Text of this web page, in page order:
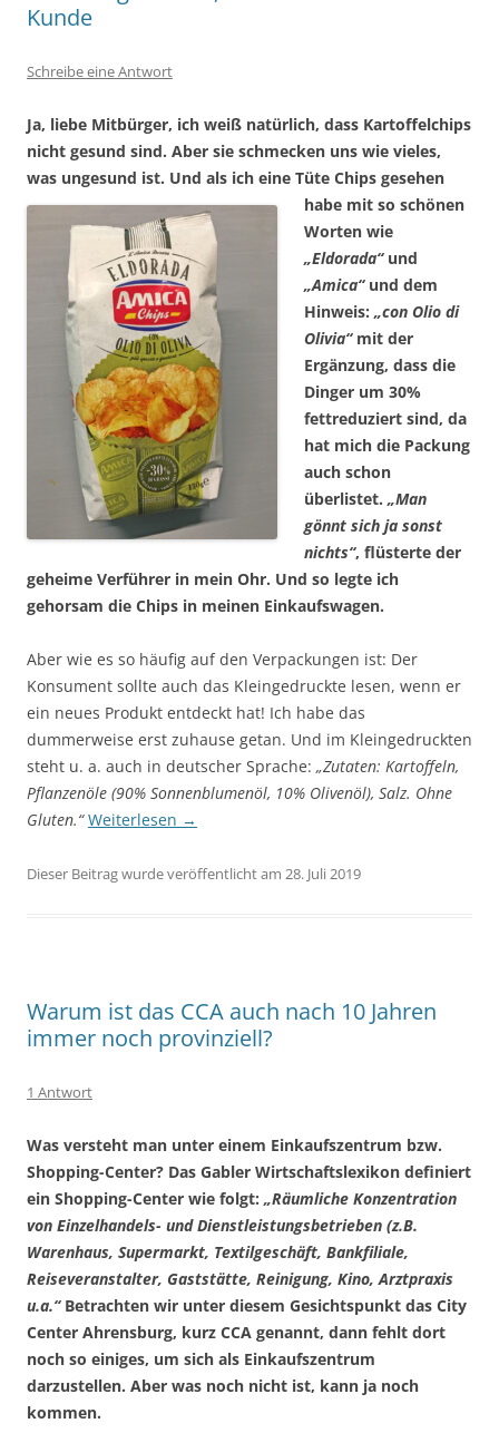
Kunde
Schreibe eine Antwort
Ja, liebe Mitbürger, ich weiß natürlich, dass Kartoffelchips
nicht gesund sind. Aber sie schmecken uns wie vieles,
was ungesund ist. Und als ich eine Tüte Chips gesehen
habe mit so schönen
Worten wie
„Eldorada“und
„Amica“und dem
Hinweis: „con Olio di
Olivia“mit der
Ergänzung, dass die
Dinger um 30%
fettreduziert sind, da
hat mich die Packung
auch schon
überlistet. „Man
gönnt sich ja sonst
nichts“, flüsterte der
geheime Verführer in mein Ohr. Und so legte ich
gehorsam die Chips in meinen Einkaufswagen.
Aber wie es so häufig auf den Verpackungen ist: Der
Konsument sollte auch das Kleingedruckte lesen, wenn er
ein neues Produkt entdeckt hat! Ich habe das
dummerweise erst zuhause getan. Und im Kleingedruckten
steht u. a. auch in deutscher Sprache: „Zutaten: Kartoffeln,
Pflanzenöle (90% Sonnenblumenöl, 10% Olivenöl), Salz. Ohne
Gluten.“ Weiterlesen →
Dieser Beitrag wurde veröffentlicht am 28. Juli 2019
Warum ist das CCA auch nach 10 Jahren
immer noch provinziell?
1 Antwort
Was versteht man unter einem Einkaufszentrum bzw.
Shopping-Center? Das Gabler Wirtschaftslexikon definiert
ein Shopping-Center wie folgt: „Räumliche Konzentration
von Einzelhandels- und Dienstleistungsbetrieben (z.B.
Warenhaus, Supermarkt, Textilgeschäft, Bankfiliale,
Reiseveranstalter, Gaststätte, Reinigung, Kino, Arztpraxis
u.a.“Betrachten wir unter diesem Gesichtspunkt das City
Center Ahrensburg, kurz CCA genannt, dann fehlt dort
noch so einiges, um sich als Einkaufszentrum
darzustellen. Aber was noch nicht ist, kann ja noch
kommen.